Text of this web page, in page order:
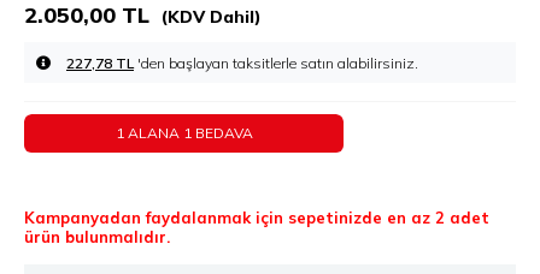
2.050,00 TL (KDV Dahil)
227,78 TL 'den başlayan taksitlerle
1 ALANA 1 BEDAVA
Kampanyadan faydalanmak için sepetinizde en az 2 adet
ürün bulunmalıdır.